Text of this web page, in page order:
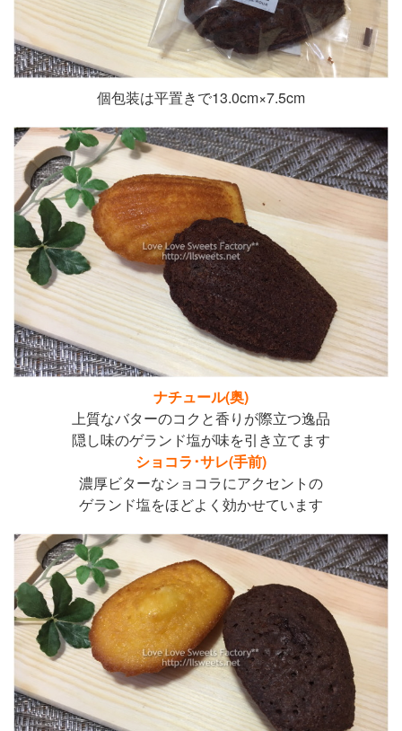
個包装は平置きで13.0cm×7.5cm
ナチュール(奥)
上質なバターのコクと香りが際立つ逸品
隠し味のゲランド塩が味を引き立てます
ショコラ･サレ(手前)
濃厚ビターなショコラにアクセントの
ゲランド塩をほどよく効かせています